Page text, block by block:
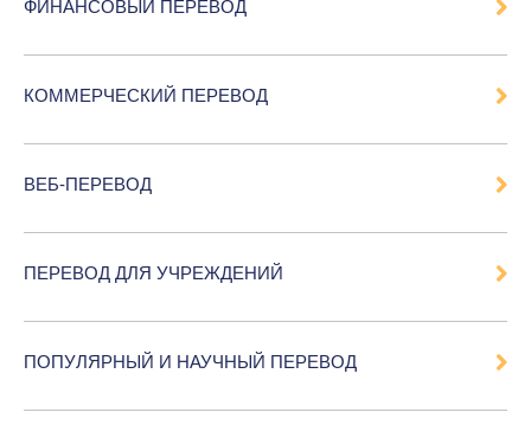
ФИНАНСОВЫЙ ПЕРЕВОД
КОММЕРЧЕСКИЙ ПЕРЕВОД
ВЕБ-ПЕРЕВОД
ПЕРЕВОД ДЛЯ УЧРЕЖДЕНИЙ
ПОПУЛЯРНЫЙ И НАУЧНЫЙ ПЕРЕВОД